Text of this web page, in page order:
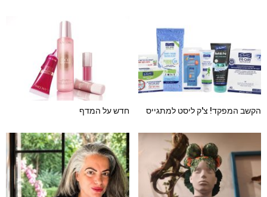
הקשב המפקד! צ'ק ליסט למתגייס חדש על המדף